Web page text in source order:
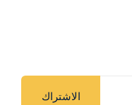
الاشتراك